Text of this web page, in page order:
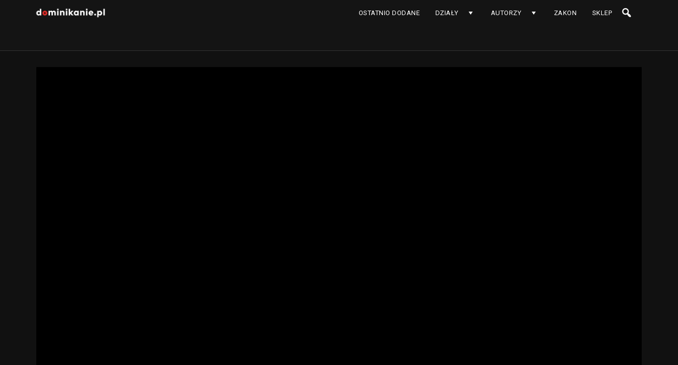
OSTATNIO DODANE DZIAŁY AUTORZY ZAKON SKLEP